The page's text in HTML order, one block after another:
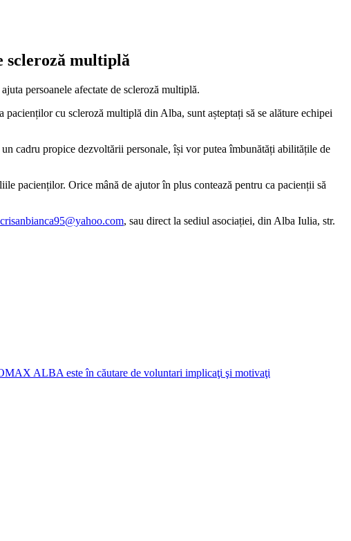
scleroză multiplă
persoanele afectate de scleroză multiplă.
cu scleroză multiplă din Alba, sunt așteptați să se alăture echipei
cadru propice dezvoltării personale, își vor putea îmbunătăți abilitățile de
pacienților. Orice mână de ajutor în plus contează pentru ca pacienții să
crisanbianca95@yahoo.com, sau direct la sediul asociației, din Alba Iulia, str.
ALBA este în căutare de voluntari implicaţi şi motivaţi